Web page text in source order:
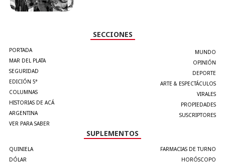
SECCIONES
PORTADA
MAR DEL PLATA
SEGURIDAD
EDICIÓN 5°
COLUMNAS
HISTORIAS DE ACÁ
ARGENTINA
VER PARA SABER
MUNDO
OPINIÓN
DEPORTE
ARTE & ESPECTÁCULOS
VIRALES
PROPIEDADES
SUSCRIPTORES
SUPLEMENTOS
QUINIELA
DÓLAR
FARMACIAS DE TURNO
HORÓSCOPO